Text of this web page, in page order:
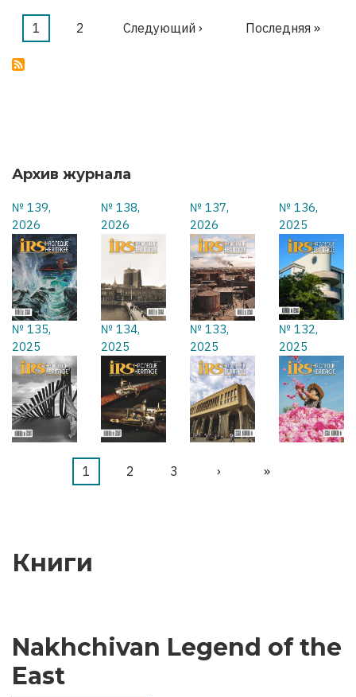
ОСВОБОЖДАЕМ
Нумерация
страниц
Текущая
1 Страница
2
Следующая
Следующий ›
Последняя
Последняя »
Архив журнала
№ 139,
2026
№ 138,
2026
№ 137,
2026
№ 136,
2025
№ 135,
2025
№ 134,
2025
№ 133,
2025
№ 132,
2025
Нумерация
Текущая
1 Страница
2 Страница
3
Следующая
›
Последняя
»
Книги
Nakhchivan Legend of the
East